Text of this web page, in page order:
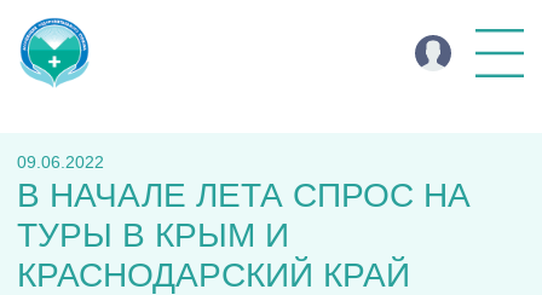
09.06.2022
В НАЧАЛЕ ЛЕТА СПРОС НА
ТУРЫ В КРЫМ И
КРАСНОДАРСКИЙ КРАЙ